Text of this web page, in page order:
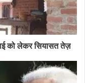
को लेकर सियासत तेज़